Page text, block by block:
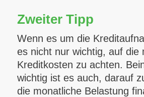
Zweiter Tipp
Wenn es um die
es nicht nur wichtig, auf die
Kreditkosten zu achten.
wichtig ist es auch, darauf
die monatliche Belastung